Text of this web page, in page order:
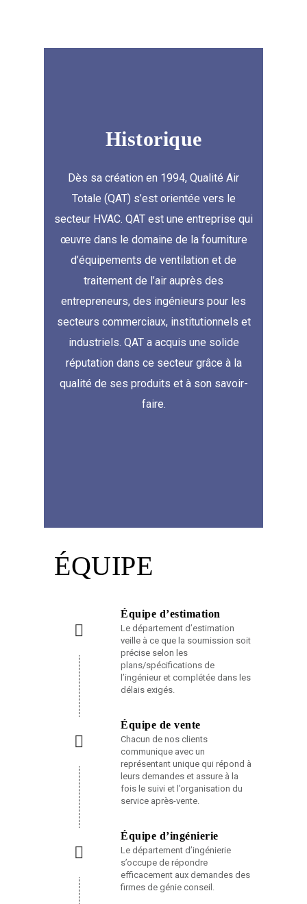
Historique
Dès sa création en 1994, Qualité Air
Totale (QAT) s’est orientée vers le
secteur HVAC. QAT est une entreprise qui
œuvre dans le domaine de la fourniture
d’équipements de ventilation et de
traitement de l’air auprès des
entrepreneurs, des ingénieurs pour les
secteurs commerciaux, institutionnels et
industriels. QAT a acquis une solide
réputation dans ce secteur grâce à la
qualité de ses produits et à son savoir-
faire.
ÉQUIPE
Équipe d’estimation
Le département d’estimation
veille à ce que la soumission soit
précise selon les
plans/spécifications de
l’ingénieur et complétée dans les
délais exigés.
Équipe de vente
Chacun de nos clients
communique avec un
représentant unique qui répond à
leurs demandes et assure à la
fois le suivi et l’organisation du
service après-vente.
Équipe d’ingénierie
Le département d’ingénierie
s’occupe de répondre
efficacement aux demandes des
firmes de génie conseil.